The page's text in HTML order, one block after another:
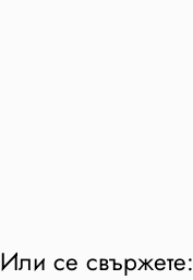
Или се свържете: